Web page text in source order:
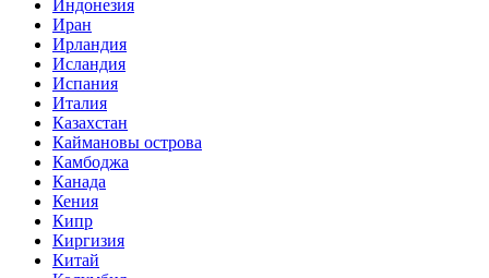
Индонезия
Иран
Ирландия
Исландия
Испания
Италия
Казахстан
Каймановы острова
Камбоджа
Канада
Кения
Кипр
Киргизия
Китай